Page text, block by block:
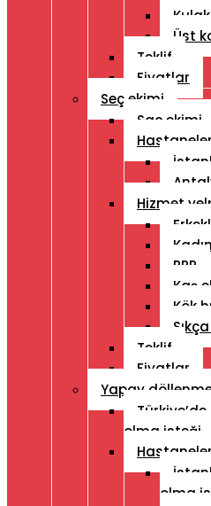
Üst
Teklif
Fiyatlar
Seç ekimi
Saç ekimi
Hastaneler
Hizmet
PRP
Kaş
Kök
Teklif
Fiyatlar
Yapay
olma isteği
Hastaneler
olma